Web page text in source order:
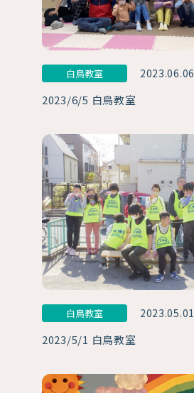
白鳥教室 2023.06.06
2023/6/5 白鳥教室
白鳥教室 2023.05.01
2023/5/1 白鳥教室